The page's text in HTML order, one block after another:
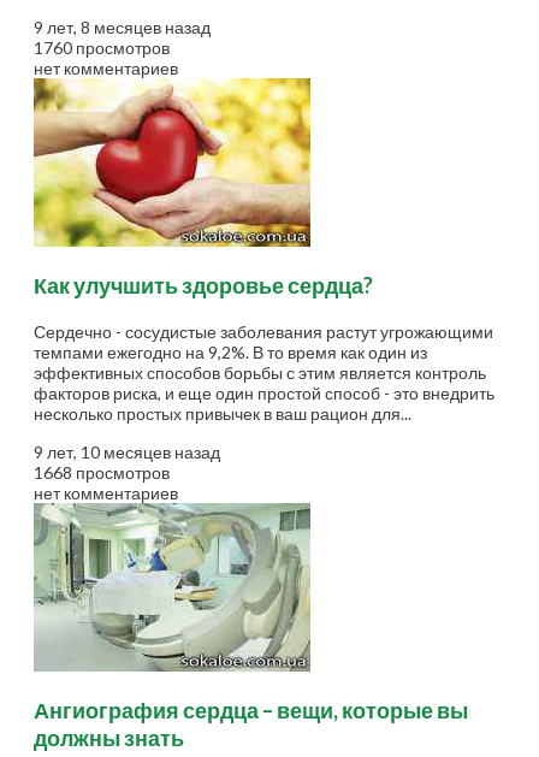
9 лет, 8 месяцев назад
1760 просмотров
нет комментариев
Как улучшить здоровье сердца?
Сердечно - сосудистые заболевания растут угрожающими
темпами ежегодно на 9,2%. В то время как один из
эффективных способов борьбы с этим является контроль
факторов риска, и еще один простой способ - это внедрить
несколько простых привычек в ваш рацион для...
9 лет, 10 месяцев назад
1668 просмотров
нет комментариев
Ангиография сердца – вещи, которые вы
должны знать